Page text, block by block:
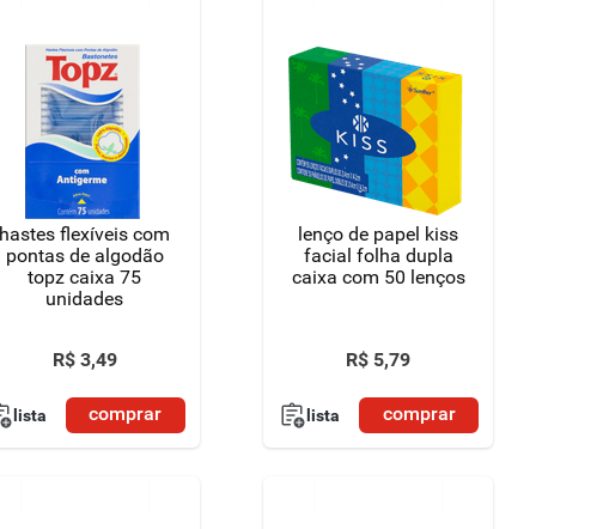
hastes flexíveis com
pontas de algodão
topz caixa 75
unidades
R$ 3,49
lista comprar
lenço de papel kiss
facial folha dupla
caixa com 50 lenços
R$ 5,79
lista comprar